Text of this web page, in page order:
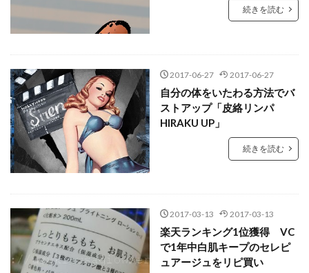
続きを読む
2017-06-27 2017-06-27
自分の体をいたわる方法でバ
ストアップ「皮絡リンパ
HIRAKU UP」
続きを読む
2017-03-13 2017-03-13
楽天ランキング1位獲得 VC
で1年中白肌キープのセレピ
ュアージュをリピ買い